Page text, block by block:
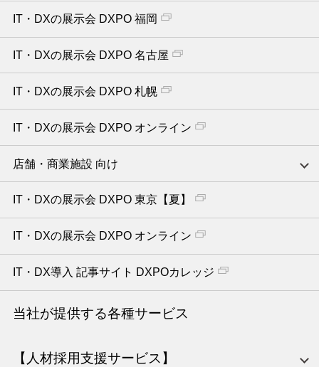
IT・DXの展示会 DXPO 福岡
IT・DXの展示会 DXPO 名古屋
IT・DXの展示会 DXPO 札幌
IT・DXの展示会 DXPO オンライン
店舗・商業施設 向け
IT・DXの展示会 DXPO 東京【夏】
IT・DXの展示会 DXPO オンライン
IT・DX導入 記事サイト DXPOカレッジ
当社が提供する各種サービス
【人材採用支援サービス】